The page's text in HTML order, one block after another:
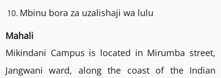
Mbinu bora za uzalishaji wa lulu
Mahali
Mikindani Campus is located in Mirumba street,
Jangwani ward, along the coast of the Indian